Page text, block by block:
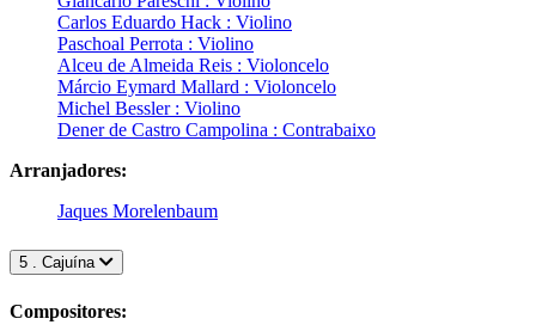
Carlos Eduardo Hack : Violino
Paschoal Perrota : Violino
Alceu de Almeida Reis : Violoncelo
Márcio Eymard Mallard : Violoncelo
Michel Bessler : Violino
Dener de Castro Campolina : Contrabaixo
Arranjadores:
Jaques Morelenbaum
5 . Cajuína
Compositores: